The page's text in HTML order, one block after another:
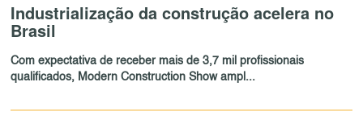
Industrialização da construção acelera no
Brasil
Com expectativa de receber mais de 3,7 mil profissionais
qualificados, Modern Construction Show ampl...